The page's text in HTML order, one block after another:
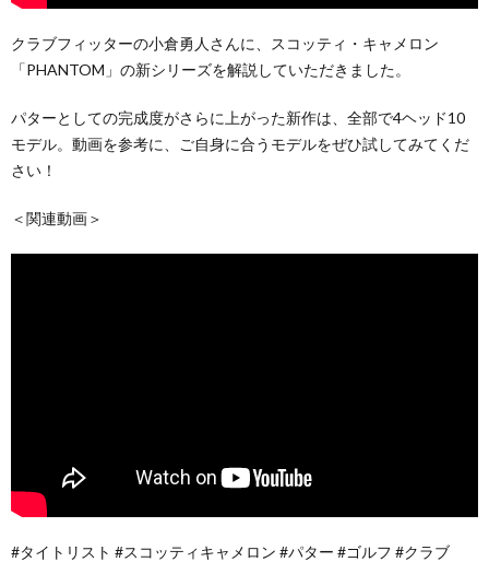
クラブフィッターの小倉勇人さんに、スコッティ・キャメロン
「PHANTOM」の新シリーズを解説していただきました。
パターとしての完成度がさらに上がった新作は、全部で4ヘッド10
モデル。動画を参考に、ご自身に合うモデルをぜひ試してみてくだ
さい！
＜関連動画＞
#タイトリスト #スコッティキャメロン #パター #ゴルフ #クラブ